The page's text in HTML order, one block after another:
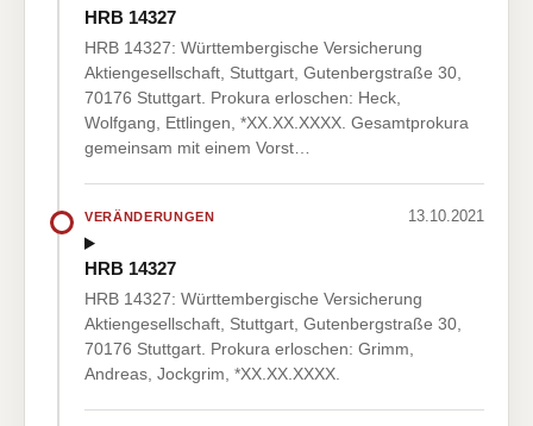
HRB 14327
HRB 14327: Württembergische Versicherung
Aktiengesellschaft, Stuttgart, Gutenbergstraße 30,
70176 Stuttgart. Prokura erloschen: Heck,
Wolfgang, Ettlingen, *XX.XX.XXXX. Gesamtprokura
gemeinsam mit einem Vorst…
VERÄNDERUNGEN 13.10.2021
HRB 14327
HRB 14327: Württembergische Versicherung
Aktiengesellschaft, Stuttgart, Gutenbergstraße 30,
70176 Stuttgart. Prokura erloschen: Grimm,
Andreas, Jockgrim, *XX.XX.XXXX.